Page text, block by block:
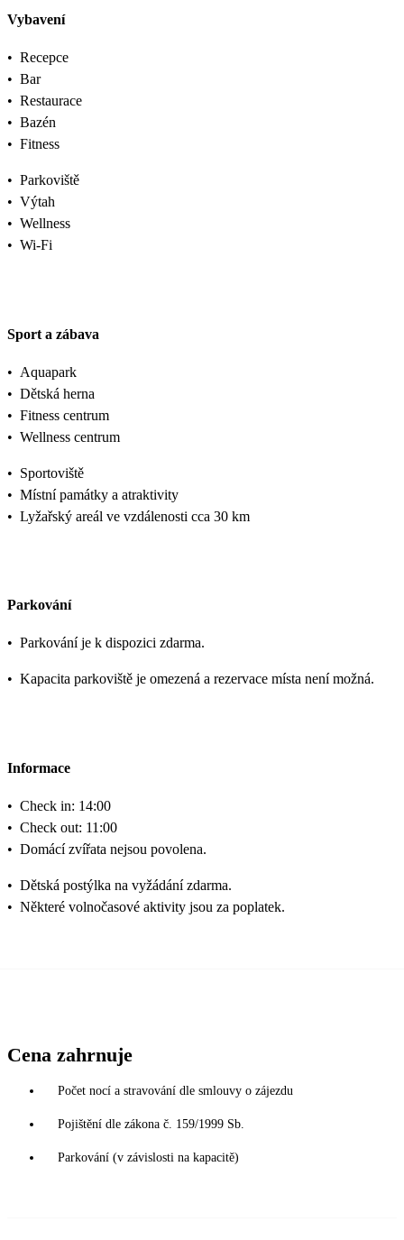
Vybavení
• Recepce
• Bar
• Restaurace
• Bazén
• Fitness
• Parkoviště
• Výtah
• Wellness
• Wi-Fi
Sport a zábava
• Aquapark
• Dětská herna
• Fitness centrum
• Wellness centrum
• Sportoviště
• Místní památky a atraktivity
• Lyžařský areál ve vzdálenosti cca 30 km
Parkování
• Parkování je k dispozici zdarma.
• Kapacita parkoviště je omezená a rezervace místa není možná.
Informace
• Check in: 14:00
• Check out: 11:00
• Domácí zvířata nejsou povolena.
• Dětská postýlka na vyžádání zdarma.
• Některé volnočasové aktivity jsou za poplatek.
Cena zahrnuje
Počet nocí a stravování dle smlouvy o zájezdu
Pojištění dle zákona č. 159/1999 Sb.
Parkování (v závislosti na kapacitě)